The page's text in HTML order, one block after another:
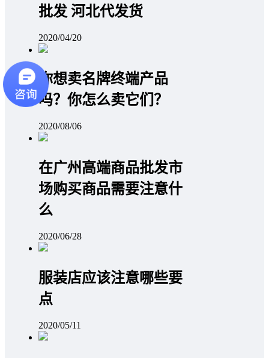
批发 河北代发货
2020/04/20
你想卖名牌终端产品
吗？你怎么卖它们？
2020/08/06
在广州高端商品批发市
场购买商品需要注意什
么
2020/06/28
服装店应该注意哪些要
点
2020/05/11